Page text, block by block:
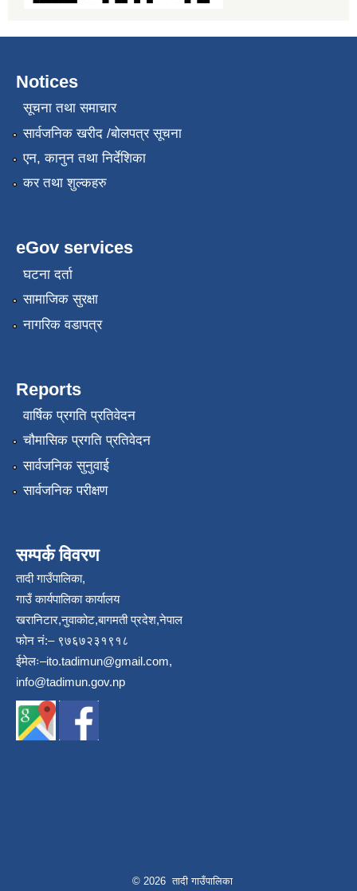
Notices
सूचना तथा समाचार
सार्वजनिक खरीद /बोलपत्र सूचना
एन, कानुन तथा निर्देशिका
कर तथा शुल्कहरु
eGov services
घटना दर्ता
सामाजिक सुरक्षा
नागरिक वडापत्र
Reports
वार्षिक प्रगति प्रतिवेदन
चौमासिक प्रगति प्रतिवेदन
सार्वजनिक सुनुवाई
सार्वजनिक परीक्षण
सम्पर्क विवरण
तादी गाउँपालिका,
गाउँ कार्यपालिका कार्यालय
खरानिटार,नुवाकोट,बागमती प्रदेश,नेपाल
फोन नं:– ९७६७२३१९१८
ईमेलः–ito.tadimun@gmail.com,
info@tadimun.gov.np
© 2026 तादी गाउँपालिका